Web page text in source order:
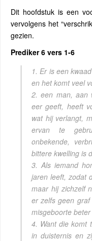
Dit hoofdstuk is een
vervolgens het
gezien.
Prediker 6 vers 1-6
1. Er is een
en het komt veel
2. een man, aan
eer geeft, heeft
wat hij verlangt,
ervan te
onbekende,
bittere kwelling is
3. Als iemand
jaren leeft, zodat
maar hij zichzelf
er zelfs geen
misgeboorte
4. Want die komt
in duisternis en